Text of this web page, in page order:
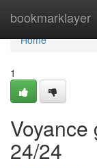
bookmarklayer
Home
Home
1
24/24